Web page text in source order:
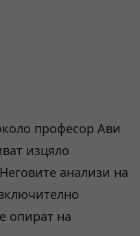
професор Ави
изцяло
анализи на
опират на